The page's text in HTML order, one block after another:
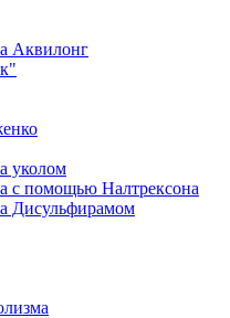
Аквилонг
уколом
с помощью Налтрексона
Дисульфирамом